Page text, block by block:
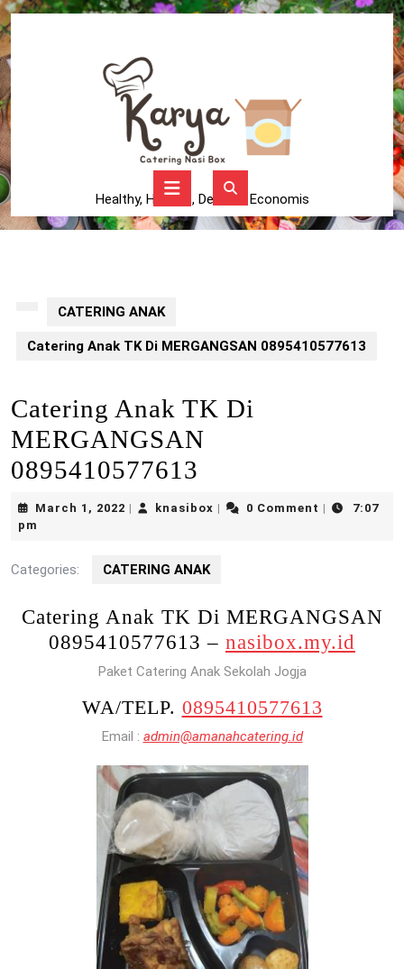
Skip
to
content
Healthy, Higienis, Delicius, Economis
Button
CATERING ANAK
Catering Anak TK Di MERGANGSAN 0895410577613
Catering Anak TK Di
MERGANGSAN
0895410577613
March 1, 2022 Marchknasibox knasibox0 Comment
7:07
pm
Categories: CATERING ANAK
Catering Anak TK Di MERGANGSAN
0895410577613 – nasibox.my.id
Paket Catering Anak Sekolah Jogja
WA/TELP. 0895410577613
Email : admin@amanahcatering.id